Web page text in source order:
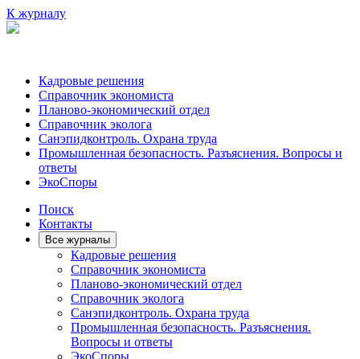
К журналу
Кадровые решения
Справочник экономиста
Планово-экономический отдел
Справочник эколога
Санэпидконтроль. Охрана труда
Промышленная безопасность. Разъяснения. Вопросы и
ответы
ЭкоСпоры
Поиск
Контакты
Все журналы
Кадровые решения
Справочник экономиста
Планово-экономический отдел
Справочник эколога
Санэпидконтроль. Охрана труда
Промышленная безопасность. Разъяснения.
Вопросы и ответы
ЭкоСпоры